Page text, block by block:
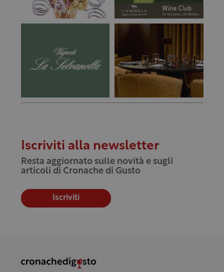
Iscriviti alla newsletter
Resta aggiornato sulle novità e sugli
articoli di Cronache di Gusto
Iscriviti